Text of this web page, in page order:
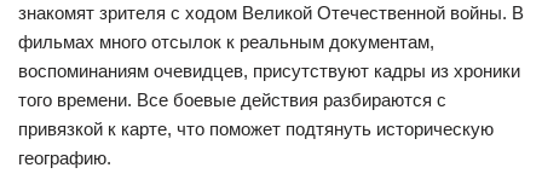
знакомят зрителя с ходом Великой Отечественной войны. В
фильмах много отсылок к реальным документам,
воспоминаниям очевидцев, присутствуют кадры из хроники
того времени. Все боевые действия разбираются с
привязкой к карте, что поможет подтянуть историческую
географию.